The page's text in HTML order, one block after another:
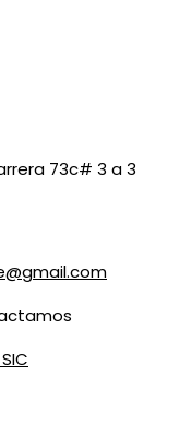
73c# 3 a 3